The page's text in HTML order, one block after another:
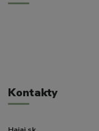
Kontakty